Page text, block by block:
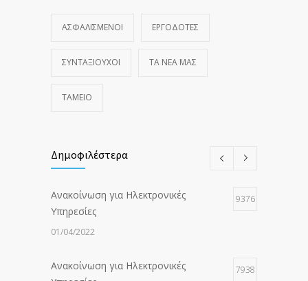
ΑΣΦΑΛΙΣΜΕΝΟΙ ΕΡΓΟΔΟΤΕΣ
ΣΥΝΤΑΞΙΟΥΧΟΙ ΤΑ ΝΈΑ ΜΑΣ
ΤΑΜΕΙΟ
Δημοφιλέστερα
Ανακοίνωση για Ηλεκτρονικές
Υπηρεσίες
9376
01/04/2022
Ανακοίνωση για Ηλεκτρονικές
7938